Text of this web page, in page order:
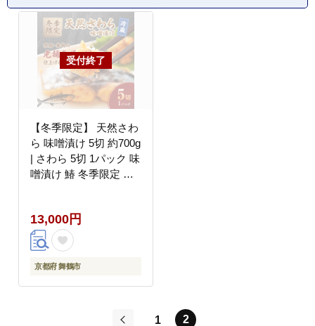
【冬季限定】 天然さわ
ら 味噌漬け 5切 約700g
| さわら 5切 1パック 味
噌漬け 鰆 冬季限定 京
海鮮 ギフト 手仕込み
老舗魚屋 無添加 惣菜セ
ット ご飯のお供 和食
惣菜 真空パック
13,000円
京都府 舞鶴市
1 2